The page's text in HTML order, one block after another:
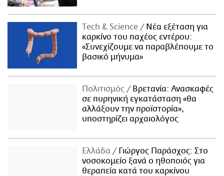
Τech & Science
Νέα εξέταση για
καρκίνο του παχέος εντέρου:
«Συνεχίζουμε να παραβλέπουμε το
βασικό μήνυμα»
Πολιτισμός
Βρετανία: Ανασκαφές
σε πυρηνική εγκατάσταση «θα
αλλάξουν την προϊστορία»,
υποστηρίζει αρχαιολόγος
Ελλάδα
Γιώργος Παράσχος: Στο
νοσοκομείο ξανά ο ηθοποιός για
θεραπεία κατά του καρκίνου